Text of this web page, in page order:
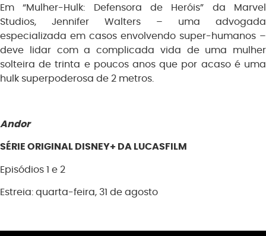
Em “Mulher-Hulk: Defensora de Heróis” da Marvel
Studios, Jennifer Walters – uma advogada
especializada em casos envolvendo super-humanos –
deve lidar com a complicada vida de uma mulher
solteira de trinta e poucos anos que por acaso é uma
hulk superpoderosa de 2 metros.
Andor
SÉRIE ORIGINAL DISNEY+ DA LUCASFILM
Episódios 1 e 2
Estreia: quarta-feira, 31 de agosto